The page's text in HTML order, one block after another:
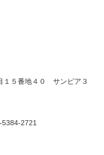
５番地４０ サンピア３
2721